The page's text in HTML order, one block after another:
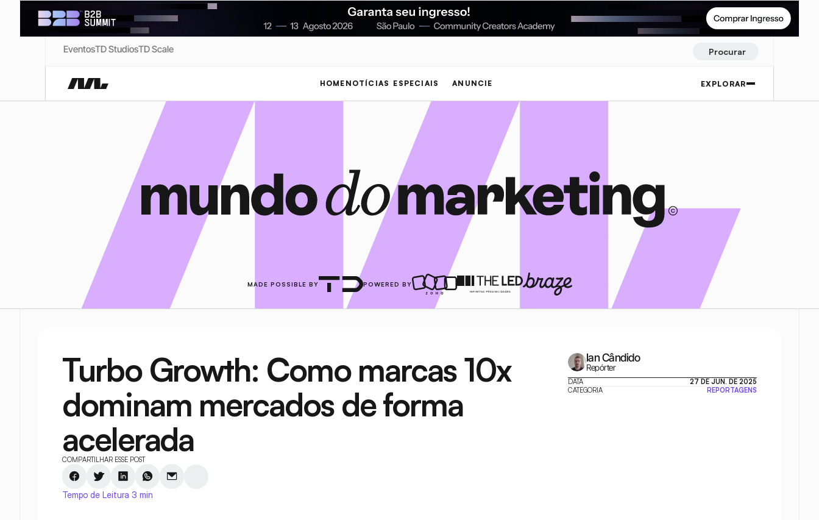
EventosTD StudiosTD Scale Procurar
HOME NOTÍCIAS ESPECIAIS ANUNCIE EXPLORAR
MADE POSSIBLE BY POWERED BY
Turbo Growth: Como marcas 10x
dominam mercados de forma
acelerada
COMPARTILHAR ESSE POST
Tempo de Leitura 3 min
Ian Cândido
Repórter
DATA
27 DE JUN. DE 2025
CATEGORIA
REPORTAGENS